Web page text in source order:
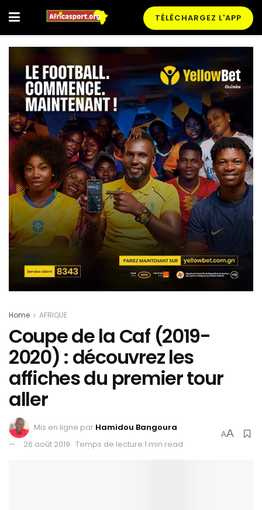
TÉLÉCHARGEZ L'APP
Home AFRIQUE
Coupe de la Caf (2019-
2020) : découvrez les
affiches du premier tour
aller
Mis en ligne par Hamidou Bangoura
26 août 2019 Temps de lecture:1 min read
AA